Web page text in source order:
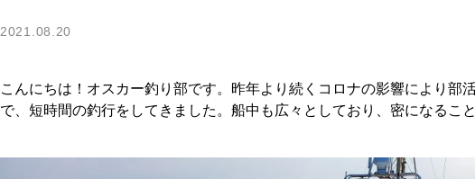
2021.08.20
こんにちは！オスカー釣り部です。昨年より続くコロナの影響により部
で、短時間の釣行をしてきました。船中も広々としており、密になるこ